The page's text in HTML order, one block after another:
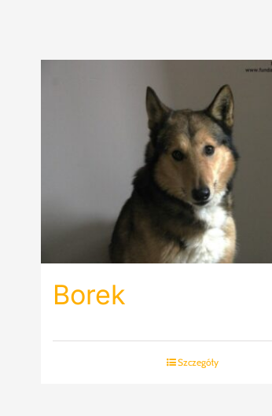
Borek
Szczegóły